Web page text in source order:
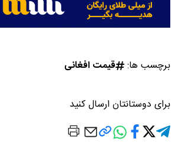
برچسب ها: قیمت افغانی
برای دوستانتان ارسال کنید